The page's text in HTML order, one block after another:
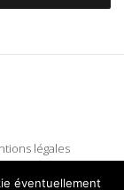
légales
à 9 Lives
éventuellement